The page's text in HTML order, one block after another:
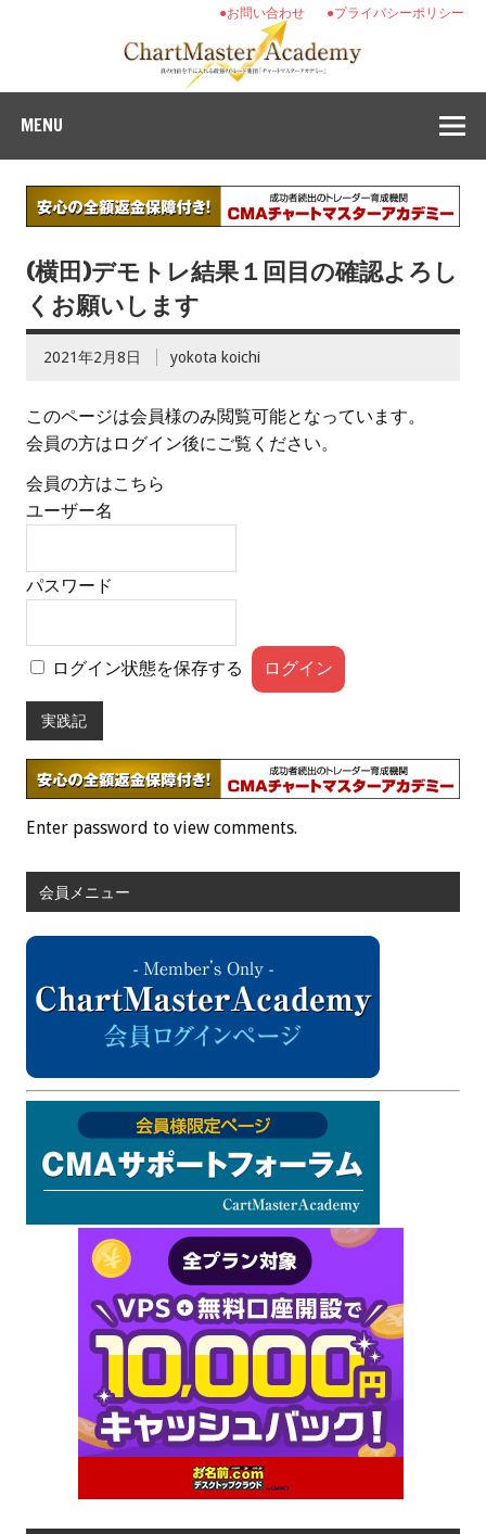
●プライバシーポリシー
●お問い合わせ
MENU
(横田)デモトレ結果１回目の確認よろし
くお願いします
2021年2月8日 yokota koichi
このページは会員様のみ閲覧可能となっています。
会員の方はログイン後にご覧ください。
会員の方はこちら
ユーザー名
パスワード
ログイン状態を保存する
実践記
Enter password to view comments.
会員メニュー